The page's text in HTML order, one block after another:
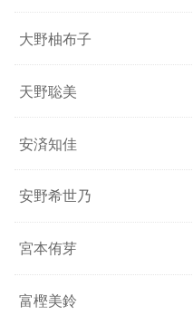
大野柚布子
天野聡美
安済知佳
安野希世乃
宮本侑芽
富樫美鈴